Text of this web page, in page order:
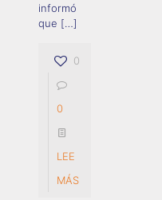
informó
que […]
0
0
LEE
MÁS